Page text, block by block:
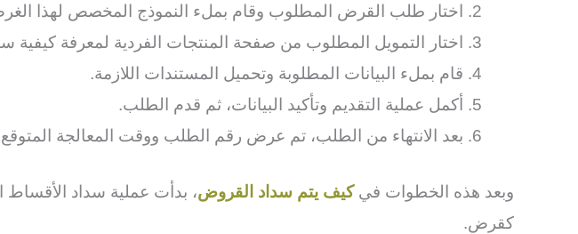
اختار طلب القرض المطلوب وقام بملء النموذج المخصص لهذا
اختار التمويل المطلوب من صفحة المنتجات الفردية لمعرفة
قام بملء البيانات المطلوبة وتحميل المستندات اللازمة.
أكمل عملية التقديم وتأكيد البيانات، ثم قدم الطلب.
بعد الانتهاء من الطلب، تم عرض رقم الطلب ووقت المعالجة
وبعد هذه الخطوات في كيف يتم سداد القروض، بدأت عملية سداد الأقساط
كقرض.